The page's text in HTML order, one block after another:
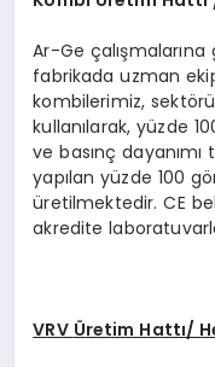
Ar-Ge
fabrikada uzman
kombilerimiz,
kullanılarak, yüzde
ve basınç
yapılan yüzde 100
üretilmektedir. CE
akredite
VRV Üretim Hattı/